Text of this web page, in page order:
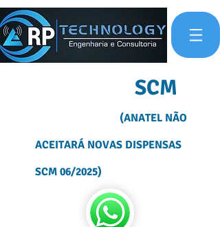
SCM
(ANATEL NÃO
ACEITARÁ NOVAS DISPENSAS
SCM 06/2025)